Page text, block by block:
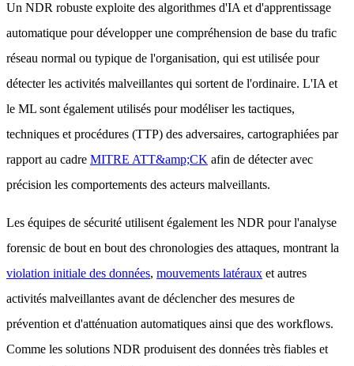
Un NDR robuste exploite des algorithmes d'IA et d'apprentissage
automatique pour développer une compréhension de base du trafic
réseau normal ou typique de l'organisation, qui est utilisée pour
détecter les activités malveillantes qui sortent de l'ordinaire. L'IA et
le ML sont également utilisés pour modéliser les tactiques,
techniques et procédures (TTP) des adversaires, cartographiées par
rapport au cadre MITRE ATT&amp;CK afin de détecter avec
précision les comportements des acteurs malveillants.
Les équipes de sécurité utilisent également les NDR pour l'analyse
forensic de bout en bout des chronologies des attaques, montrant la
violation initiale des données, mouvements latéraux et autres
activités malveillantes avant de déclencher des mesures de
prévention et d'atténuation automatiques ainsi que des workflows.
Comme les solutions NDR produisent des données très fiables et